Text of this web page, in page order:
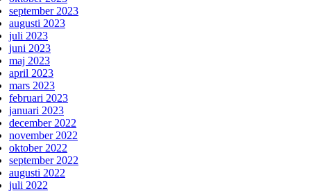
september 2023
augusti 2023
juli 2023
juni 2023
maj 2023
april 2023
mars 2023
februari 2023
januari 2023
december 2022
november 2022
oktober 2022
september 2022
augusti 2022
juli 2022